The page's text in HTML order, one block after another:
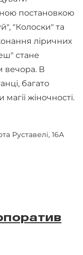
постановкою
"Колоски" та
ліричних
стане
вечора. В
багато
магії жіночності.
Руставелі, 16А